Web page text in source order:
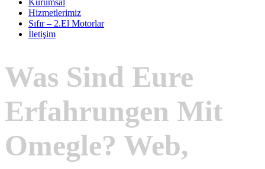
Kurumsal
Hizmetlerimiz
Sıfır – 2.El Motorlar
İletişim
Was Sind Eure
Erfahrungen Mit
Omegle? Web,